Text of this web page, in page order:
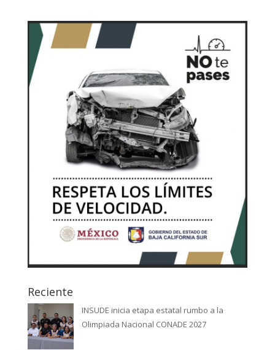
Reciente
INSUDE inicia etapa estatal rumbo a la
Olimpiada Nacional CONADE 2027